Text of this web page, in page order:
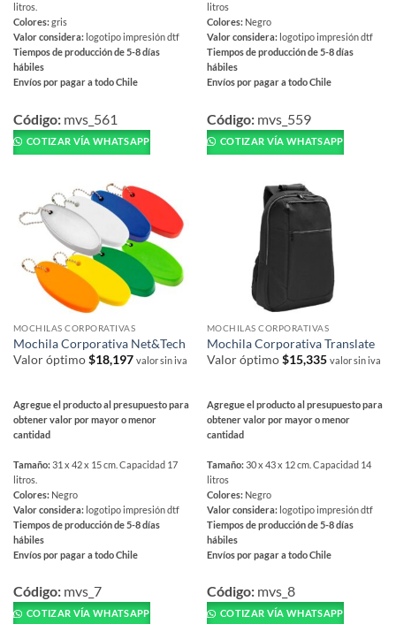
litros.
Colores:gris
Valor considera: logotipo impresión dtf
Tiempos de producción de 5-8 días
hábiles
Envíos por pagar a todo Chile
producto
tiene
múltiples
opciones
se
elegir
de
producto
Código: mvs_561
COTIZAR VÍA WHATSAPP
litros
Colores: Negro
Valor considera: logotipo impresión dtf
Tiempos de producción de 5-8 días
hábiles
Envíos por pagar a todo Chile
producto
tiene
múltiples
de
producto
Código: mvs_559
COTIZAR VÍA WHATSAPP
MOCHILAS CORPORATIVAS
Mochila Corporativa Net&Tech
Valor óptimo$18,197 valor sin iva
Agregue el producto al presupuesto para
obtener valor por mayor o menor
cantidad
Tamaño:31 x 42 x 15 cm. Capacidad 17
litros.
Colores: Negro
Valor considera: logotipo impresión dtf
Tiempos de producción de 5-8 días
hábiles
Envíos por pagar a todo Chile
producto
tiene
Código: mvs_7
COTIZAR VÍA WHATSAPP
MOCHILAS CORPORATIVAS
Mochila Corporativa Translate
Valor óptimo$15,335 valor sin iva
Agregue el producto al presupuesto para
obtener valor por mayor o menor
cantidad
Tamaño:30 x 43 x 12 cm. Capacidad 14
litros
Colores: Negro
Valor considera: logotipo impresión dtf
Tiempos de producción de 5-8 días
hábiles
Envíos por pagar a todo Chile
producto
tiene
Código: mvs_8
COTIZAR VÍA WHATSAPP